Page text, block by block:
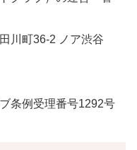
川町36-2 ノア渋谷
条例受理番号1292号